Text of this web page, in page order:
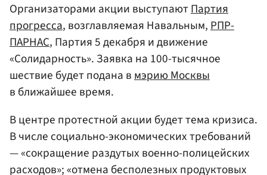
Организаторами акции выступаютПартия
прогресса, возглавляемая Навальным,РПР-
ПАРНАС, Партия 5 декабря и движение
«Солидарность». Заявка на 100-тысячное
шествие будет подана вмэрию Москвы
в ближайшее время.
В центре протестной акции будет тема кризиса.
В числе социально-экономических требований
— «сокращение раздутых военно-полицейских
расходов»; «отмена бесполезных продуктовых